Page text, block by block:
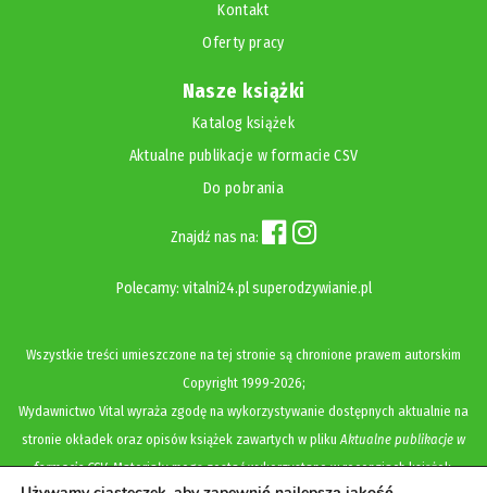
Kontakt
Oferty pracy
Nasze książki
Katalog książek
Aktualne publikacje w formacie CSV
Do pobrania
Znajdź nas na:
Polecamy: vitalni24.pl superodzywianie.pl
Wszystkie treści umieszczone na tej stronie są chronione prawem autorskim
Copyright1999-2026;
Wydawnictwo Vital wyraża zgodę na wykorzystywanie dostępnych aktualnie na
stronie okładek oraz opisów książek zawartych w plikuAktualne publikacje w
formacie CSV. Materiały mogą zostać wykorzystane w recenzjach książek,